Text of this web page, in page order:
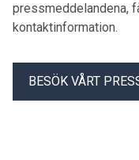
pressmeddelandena,
kontaktinformation.
BESÖK VÅRT